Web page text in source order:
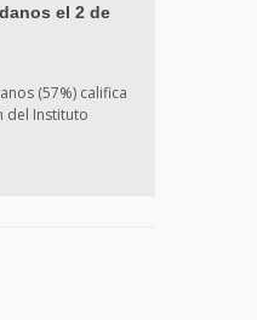
el 2 de
(57%) califica
del Instituto